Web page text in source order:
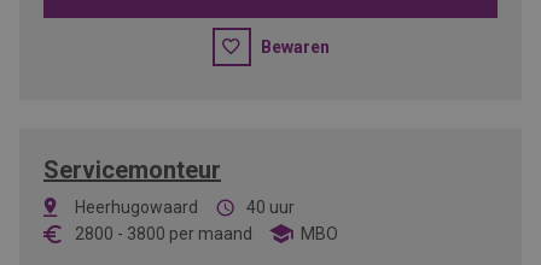
Bewaren
Servicemonteur
Heerhugowaard
40 uur
2800 - 3800 per maand MBO